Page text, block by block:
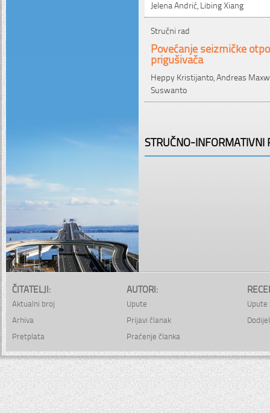
Jelena Andrić, Libing Xiang
Stručni rad
Povećanje seizmičke
prigušivača
Heppy Kristijanto, Andreas
Suswanto
STRUČNO-INFORMATIVNI
ČITATELJI:
Aktualni broj
Arhiva
Pretplata
AUTORI:
Upute
Prijavi članak
Praćenje članka
Upute